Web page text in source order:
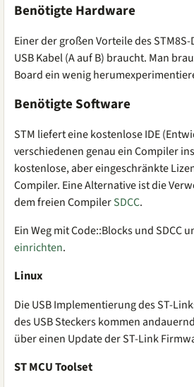
Benötigte Hardware
Einer der großen Vorteile des
USB Kabel (A auf B) braucht. Man
Board ein wenig
Benötigte Software
STM liefert eine kostenlose IDE
verschiedenen genau ein Compiler
kostenlose, aber eingeschränkte
Compiler. Eine Alternative ist die
dem freien CompilerSDCC.
Ein Weg mit Code::Blocks und
einrichten.
Linux
Die USB Implementierung des ST-
des USB Steckers kommen
über einen Update der ST-Link
ST MCU Toolset